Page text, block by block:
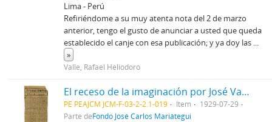
Lima - Perú
Refiriéndome a su muy atenta nota del 2 de marzo
anterior, tengo el gusto de anunciar a usted que queda
establecido el canje con esa publicación; y ya doy las ...
»
Valle, Rafael Heliodoro
El receso de la imaginación por José Vasconcelos [Recorte de prensa]
PE PEAJCM JCM-F-03-2-2.1-019 Item
1929-07-29
Parte deFondo José Carlos Mariátegui